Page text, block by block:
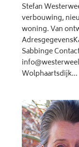
Stefan
verbouwing,
woning. Van
Sabbinge
Wolphaartsdijk...